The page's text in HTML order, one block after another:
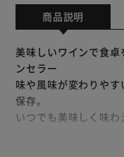
商品説明
美味しいワインで食
ンセラー
味や風味が変わりや
保存。
いつでも美味しく味わ